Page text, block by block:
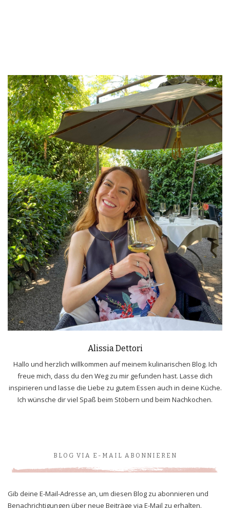
Alissia Dettori
Hallo und herzlich willkommen auf meinem kulinarischen Blog. Ich
freue mich, dass du den Weg zu mir gefunden hast. Lasse dich
inspirieren und lasse die Liebe zu gutem Essen auch in deine Küche.
Ich wünsche dir viel Spaß beim Stöbern und beim Nachkochen.
BLOG VIA E-MAIL ABONNIEREN
Gib deine E-Mail-Adresse an, um diesen Blog zu abonnieren und
Benachrichtigungen über neue Beiträge via E-Mail zu erhalten.